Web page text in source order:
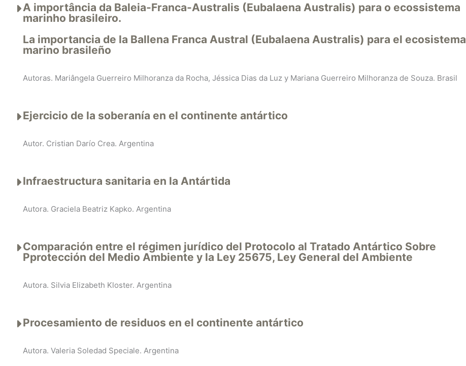
A importância da Baleia-Franca-Australis (Eubalaena Australis) para o ecossistema
marinho brasileiro.
La importancia de la Ballena Franca Austral (Eubalaena Australis) para el ecosistema
marino brasileño
Autoras. Mariângela Guerreiro Milhoranza da Rocha, Jéssica Dias da Luz y Mariana Guerreiro Milhoranza de Souza. Brasil
Ejercicio de la soberanía en el continente antártico
Autor. Cristian Darío Crea. Argentina
Infraestructura sanitaria en la Antártida
Autora. Graciela Beatriz Kapko. Argentina
Comparación entre el régimen jurídico del Protocolo al Tratado Antártico Sobre
Pprotección del Medio Ambiente y la Ley 25675, Ley General del Ambiente
Autora. Silvia Elizabeth Kloster. Argentina
Procesamiento de residuos en el continente antártico
Autora. Valeria Soledad Speciale. Argentina